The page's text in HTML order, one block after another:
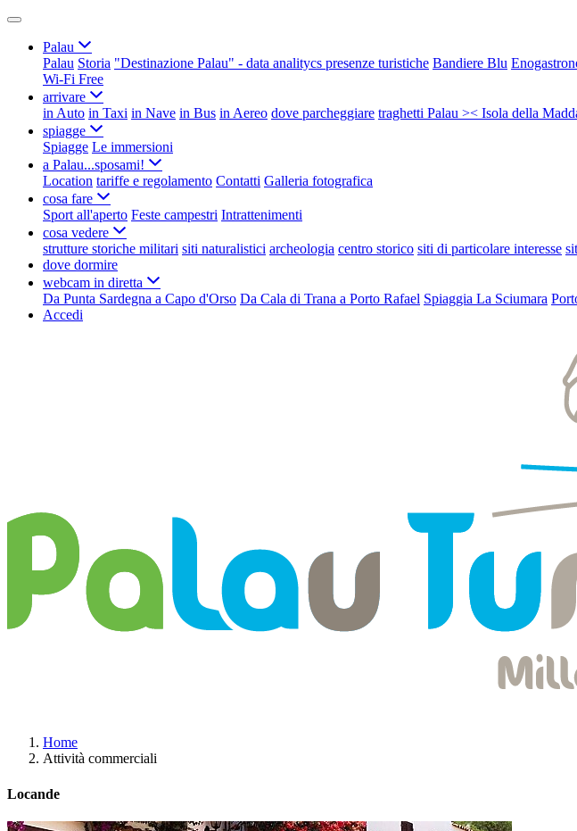
Palau
Palau Storia "Destinazione Palau" - data analitycs presenze turistiche Bandiere Blu
Wi-Fi Free
arrivare
in Auto in Taxi in Nave in Bus in Aereo dove parcheggiare traghetti Palau >< Isola della
spiagge
Spiagge Le immersioni
a Palau...sposami!
Location tariffe e regolamento Contatti Galleria fotografica
cosa fare
Sport all'aperto Feste campestri Intrattenimenti
cosa vedere
strutture storiche militari siti naturalistici archeologia centro storico siti di particolare interesse
dove dormire
webcam in diretta
Da Punta Sardegna a Capo d'Orso Da Cala di Trana a Porto Rafael Spiaggia La Sciumara
Accedi
Home
Attività commerciali
Locande